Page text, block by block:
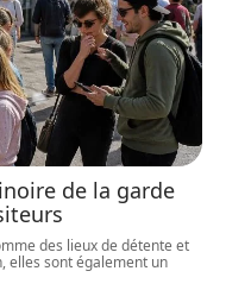
de la garde
des lieux de détente et
elles sont également un